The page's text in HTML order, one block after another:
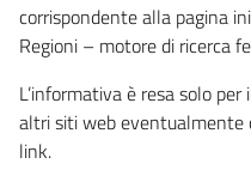
corrispondente alla pagina
Regioni – motore di ricerca
L’informativa è resa solo
altri siti web eventualmente
link.